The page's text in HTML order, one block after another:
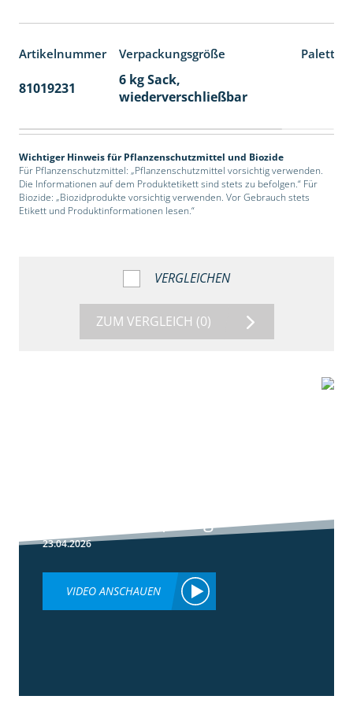
Artikelnummer Verpackungsgröße
81019231
6 kg Sack,
wiederverschließbar
Wichtiger Hinweis für Pflanzenschutzmittel und Biozide
Für Pflanzenschutzmittel: „Pflanzenschutzmittel vorsichtig verwenden.
Die Informationen auf dem Produktetikett sind stets zu befolgen.“ Für
Biozide: „Biozidprodukte vorsichtig verwenden. Vor Gebrauch stets
Etikett und Produktinformationen lesen.“
VERGLEICHEN
ZUM VERGLEICH (0)
23.04.2026
VIDEO ANSCHAUEN